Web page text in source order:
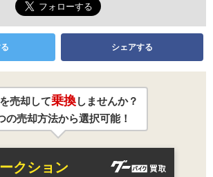
シェアする
売却して乗換しませんか？
の売却方法から選択可能！
クション